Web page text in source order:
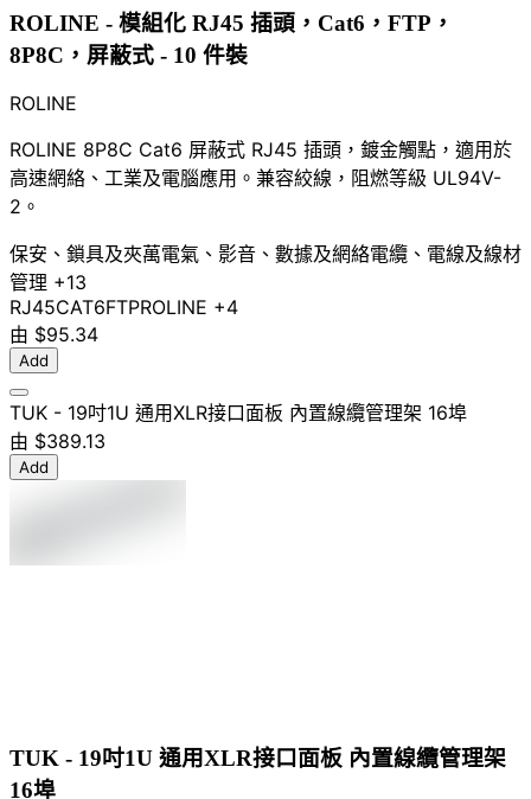
ROLINE - 模組化 RJ45 插頭，Cat6，FTP，
8P8C，屏蔽式 - 10 件裝
ROLINE
ROLINE 8P8C Cat6 屏蔽式 RJ45 插頭，鍍金觸點，適用於
高速網絡、工業及電腦應用。兼容絞線，阻燃等級 UL94V-
2。
保安、鎖具及夾萬電氣、影音、數據及網絡電纜、電線及線材
管理 +13
RJ45CAT6FTPROLINE +4
由 $95.34
Add
TUK - 19吋1U 通用XLR接口面板 內置線纜管理架 16埠
由 $389.13
Add
TUK - 19吋1U 通用XLR接口面板 內置線纜管理架
16埠